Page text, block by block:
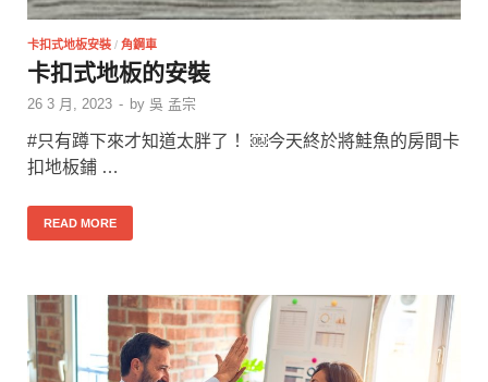
卡扣式地板安裝 / 角鋼車
卡扣式地板的安裝
26 3 月, 2023 - by 吳 孟宗
#只有蹲下來才知道太胖了！ ￼今天終於將鮭魚的房間卡
扣地板鋪 …
READ MORE